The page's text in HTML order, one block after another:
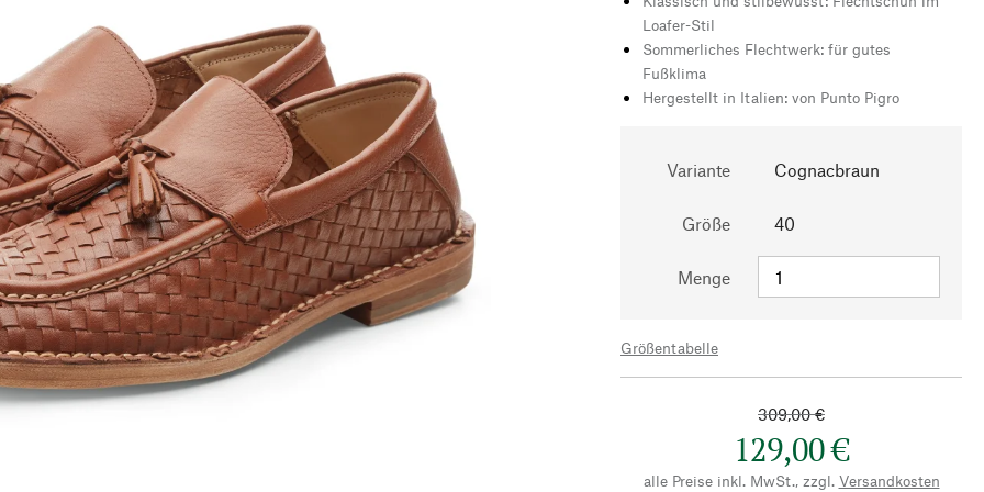
Loafer-Stil
Sommerliches Flechtwerk: für gutes
Fußklima
Hergestellt in Italien: von Punto Pigro
Variante Cognacbraun
Größe 40
Menge
Größentabelle
309,00 €
129,00 €
alle Preise inkl. MwSt., zzgl. Versandkosten